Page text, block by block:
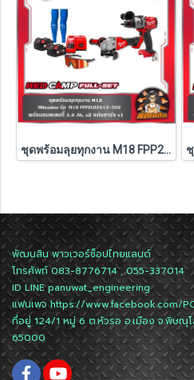
ชุดพร้อมลุยทุกงาน M18 FPP2LR2613-502 Milwaukee (M18-FPD3+M18-FSAGV100XB-0X0)
พัฒนสิน พาวเวอร์ช็อปไทยแลนด์
โทรศัพท์ 083-8776714 , 055-337014
ID LINEpanuwat_engineering
แฟนเพจhttps://www.facebook.com/
ที่อยู่ 124/1 หมู่ 6 ต.หัวรอ อ.เมือง จ.พิษ
65000